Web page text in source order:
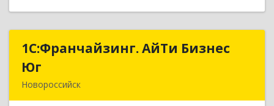
1С:Франчайзинг. АйТи Бизнес
Юг
Новороссийск
1С:Франчайзинг. АйТи Бизнес